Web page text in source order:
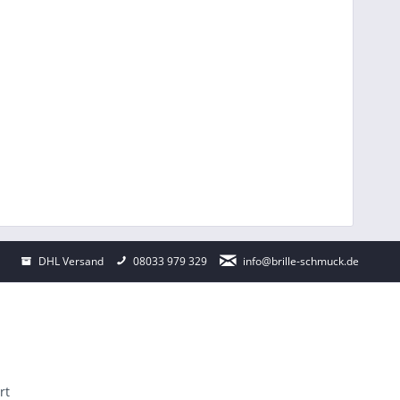
DHL Versand 08033 979 329 info@brille-schmuck.de